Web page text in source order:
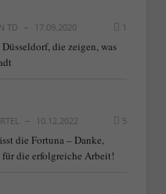
TD 17.09.2020 1
die zeigen, was
10.12.2022 5
die Fortuna – Danke,
für die erfolgreiche Arbeit!